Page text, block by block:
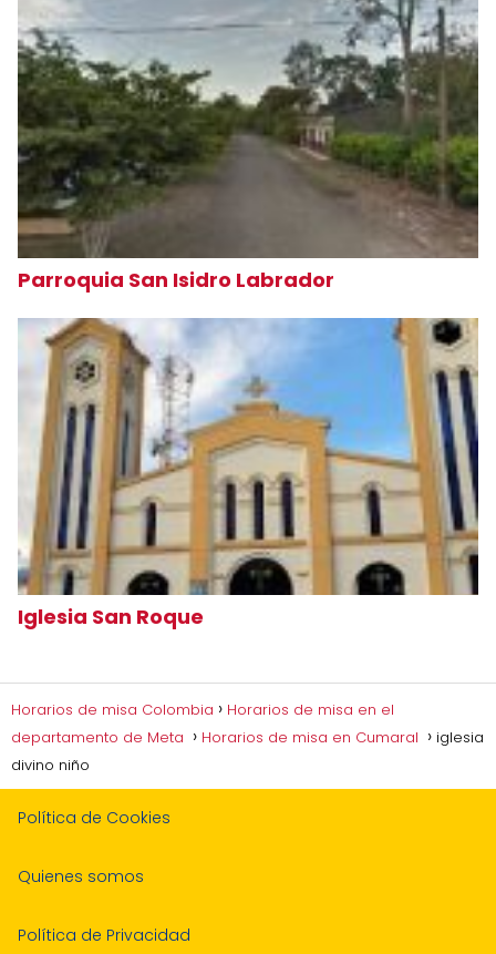
Parroquia San Isidro Labrador
Iglesia San Roque
Horarios de misa Colombia
Horarios de misa en el
departamento de Meta
Horarios de misa en Cumaral
iglesia
divino niño
Política de Cookies
Quienes somos
Política de Privacidad